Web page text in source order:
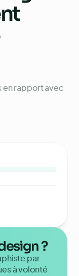
en rapport avec
?
par
à volonté